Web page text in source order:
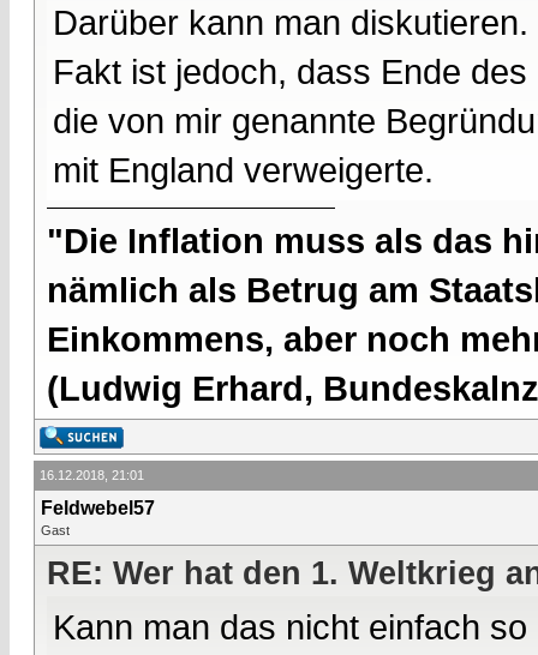
Darüber kann man diskutieren.
Fakt ist jedoch, dass Ende
die von mir genannte
mit England verweigerte.
"Die Inflation muss als das
nämlich als Betrug am
Einkommens, aber noch
(Ludwig Erhard,
16.12.2018, 21:01
Feldwebel57
Gast
RE: Wer hat den 1. Weltkrieg
Kann man das nicht einfach